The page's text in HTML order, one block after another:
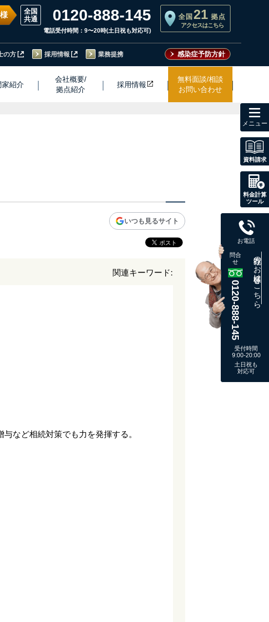
0120-888-145
電話受付時間：9〜20時(土日祝も対応可)
全国 21 拠点
アクセスはこちら
の方 採用情報 業務提携 感染症予防方針
家紹介
会社概要/
拠点紹介
採用情報
無料面談/相談
お問い合わせ
いつも見るサイト
関連キーワード:
など相続対策でも力を発揮する。
資料請求
料金計算
ツール
お電話
問合
せ
0120-888-145
既存のお客様はこちら
受付時間
9:00-20:00
土日祝も
対応可